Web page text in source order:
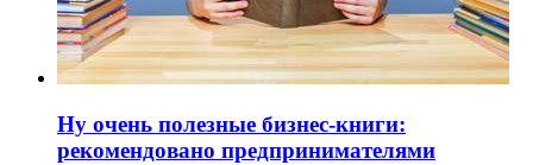
Ну очень полезные бизнес-книги:
рекомендовано предпринимателями